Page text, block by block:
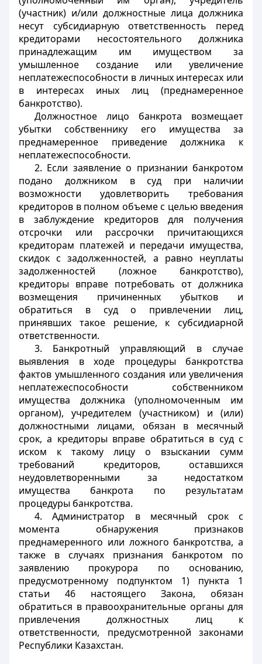
(участник) и/или должностные лица должника
несут субсидиарную ответственность перед
кредиторами несостоятельного должника
принадлежащим им имуществом за
умышленное создание или увеличение
неплатежеспособности в личных интересах или
в интересах иных лиц (преднамеренное
банкротство).
Должностное лицо банкрота возмещает
убытки собственнику его имущества за
преднамеренное приведение должника к
неплатежеспособности.
2. Если заявление о признании банкротом
подано должником в суд при наличии
возможности удовлетворить требования
кредиторов в полном объеме с целью введения
в заблуждение кредиторов для получения
отсрочки или рассрочки причитающихся
кредиторам платежей и передачи имущества,
скидок с задолженностей, а равно неуплаты
задолженностей (ложное банкротство),
кредиторы вправе потребовать от должника
возмещения причиненных убытков и
обратиться в суд о привлечении лиц,
принявших такое решение, к субсидиарной
ответственности.
3. Банкротный управляющий в случае
выявления в ходе процедуры банкротства
фактов умышленного создания или увеличения
неплатежеспособности собственником
имущества должника (уполномоченным им
органом), учредителем (участником) и (или)
должностными лицами, обязан в месячный
срок, а кредиторы вправе обратиться в суд с
иском к такому лицу о взыскании сумм
требований кредиторов, оставшихся
неудовлетворенными за недостатком
имущества банкрота по результатам
процедуры банкротства.
4. Администратор в месячный срок с
момента обнаружения признаков
преднамеренного или ложного банкротства, а
также в случаях признания банкротом по
заявлению прокурора по основанию,
предусмотренному подпунктом 1) пункта 1
статьи 46 настоящего Закона, обязан
обратиться в правоохранительные органы для
привлечения должностных лиц к
ответственности, предусмотренной законами
Республики Казахстан.